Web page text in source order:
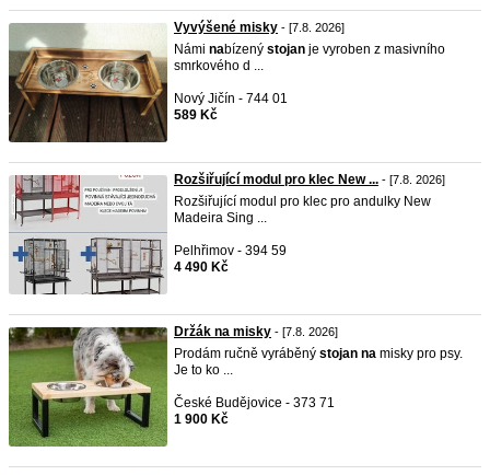
Vyvýšené misky - [7.8. 2026]
Námi nabízený stojan je vyroben z masivního
smrkového d ...
Nový Jičín - 744 01
589 Kč
Rozšiřující modul pro klec New ... - [7.8. 2026]
Rozšiřující modul pro klec pro andulky New
Madeira Sing ...
Pelhřimov - 394 59
4 490 Kč
Držák na misky - [7.8. 2026]
Prodám ručně vyráběný stojan na misky pro psy.
Je to ko ...
České Budějovice - 373 71
1 900 Kč